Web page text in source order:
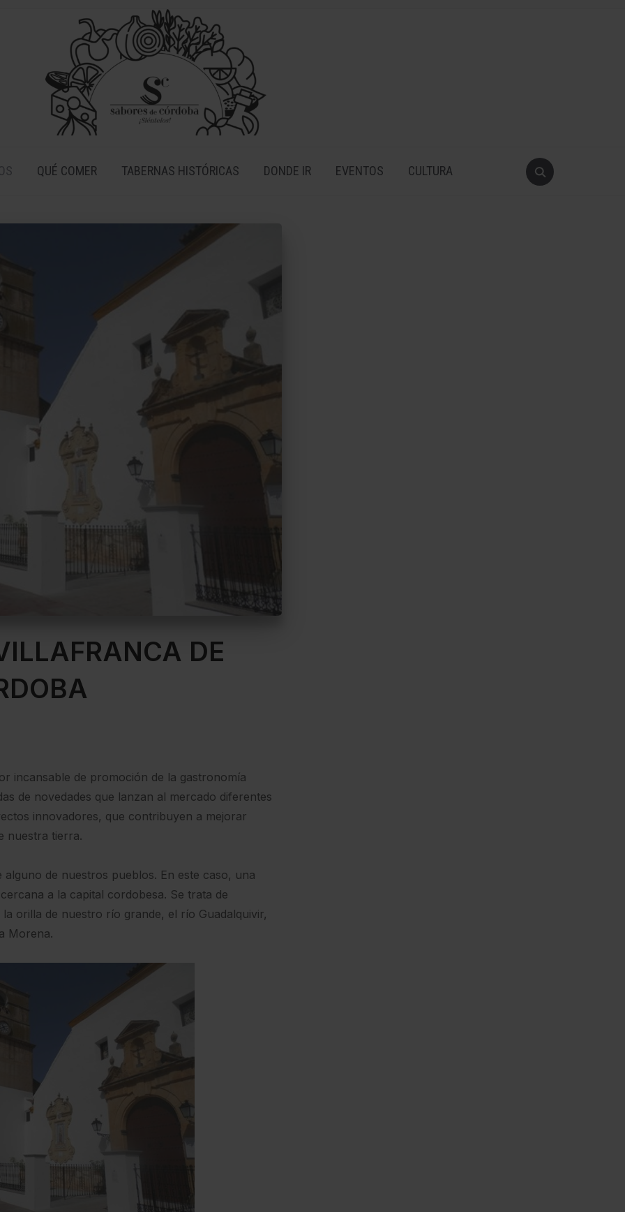
QUÉ COMER TABERNAS HISTÓRICAS DONDE IR EVENTOS CULTURA
DE
incansable de promoción de la gastronomía
de novedades que lanzan al mercado diferentes
innovadores, que contribuyen a mejorar
nuestra tierra.
de nuestros pueblos. En este caso, una
a la capital cordobesa. Se trata de
orilla de nuestro río grande, el río Guadalquivir,
Morena.